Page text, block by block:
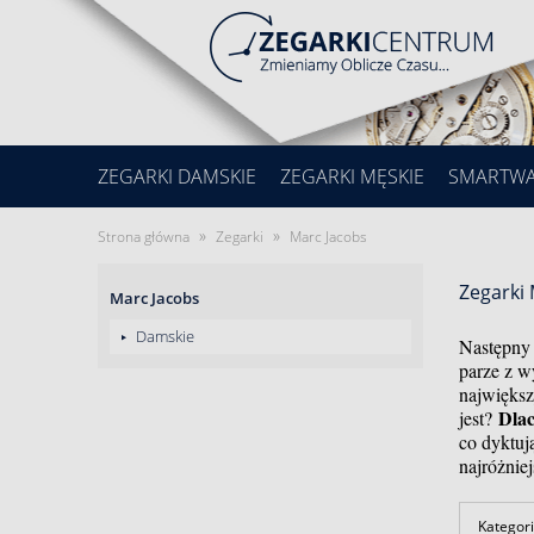
ZEGARKI DAMSKIE ZEGARKI MĘSKIE
Strona główna » Zegarki » Marc Jacobs
Marc Jacobs
Damskie
Zegarki
parze z
jest?
co